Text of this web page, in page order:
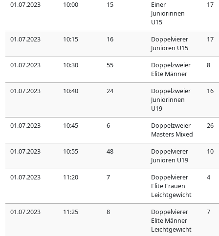
01.07.2023 10:00 15
Einer
Juniorinnen
U15
17
01.07.2023 10:15 16
Doppelvierer
Junioren U15
17
01.07.2023 10:30 55
Doppelzweier
Elite Männer
8
01.07.2023 10:40 24
Doppelzweier
Juniorinnen
U19
16
01.07.2023 10:45 6
Doppelzweier
Masters Mixed
26
01.07.2023 10:55 48
Doppelvierer
Junioren U19
10
01.07.2023 11:20 7
Doppelvierer
Elite Frauen
Leichtgewicht
4
01.07.2023 11:25 8
Doppelvierer
Elite Männer
Leichtgewicht
7